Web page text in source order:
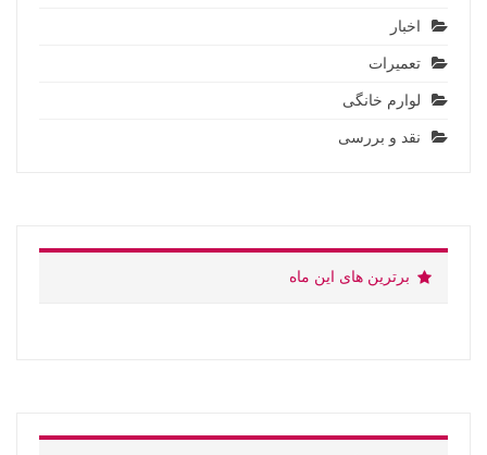
اخبار
تعمیرات
لوارم خانگی
نقد و بررسی
برترین های این ماه